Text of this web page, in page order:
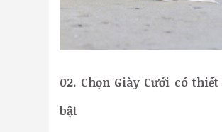
02. Chọn Giày Cưới có
bật